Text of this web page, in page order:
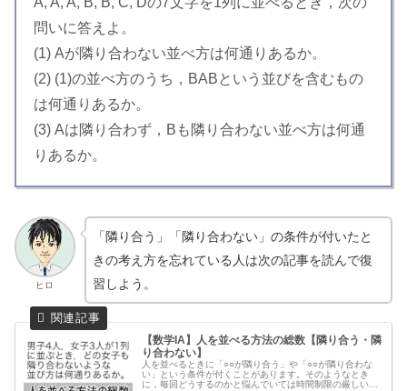
問いに答えよ。
(1) Aが隣り合わない並べ方は何通りあるか。
(2) (1)の並べ方のうち，BABという並びを含むもの
は何通りあるか。
(3) Aは隣り合わず，Bも隣り合わない並べ方は何通
りあるか。
ヒロ
「隣り合う」「隣り合わない」の条件が付いたと
きの考え方を忘れている人は次の記事を読んで復
習しよう。
【数学IA】人を並べる方法の総数【隣り合う・隣
り合わない】
人を並べるときに「○○が隣り合う」や「○○が隣り合わな
い」という条件が付くことがあります。そのようなとき
に，毎回どうするのかと悩んでいては時間制限の厳しい試